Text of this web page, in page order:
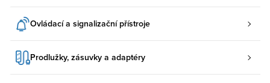
Ovládací a signalizační přístroje
Prodlužky, zásuvky a adaptéry